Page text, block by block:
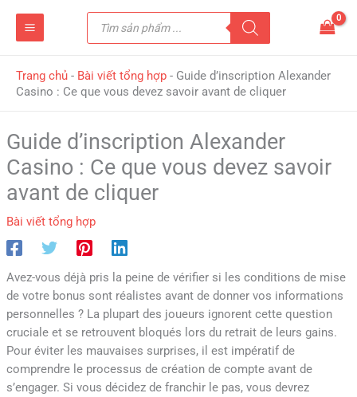
Tìm
kiếm
sản
Trang chủ - Bài viết tổng hợp - Guide d’inscription Alexander
Casino : Ce que vous devez savoir avant de cliquer
Guide d’inscription Alexander
Casino : Ce que vous devez savoir
avant de cliquer
Bài viết tổng hợp
Avez-vous déjà pris la peine de vérifier si les conditions de mise
de votre bonus sont réalistes avant de donner vos informations
personnelles ? La plupart des joueurs ignorent cette question
cruciale et se retrouvent bloqués lors du retrait de leurs gains.
Pour éviter les mauvaises surprises, il est impératif de
comprendre le processus de création de compte avant de
s’engager. Si vous décidez de franchir le pas, vous devrez